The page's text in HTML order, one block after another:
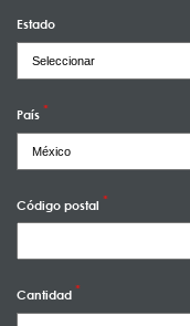
Estado
País
Código postal
Cantidad